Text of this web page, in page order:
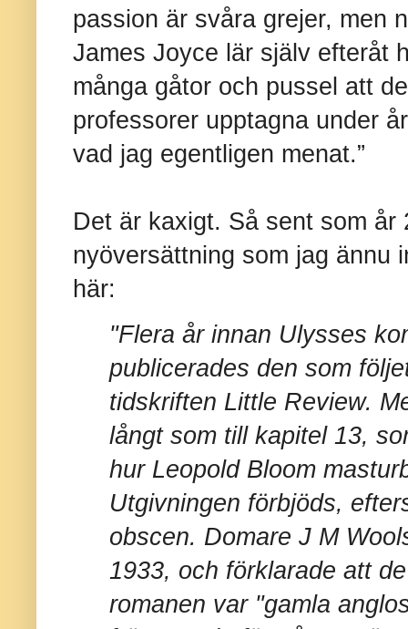
passion är svåra grejer, men
James Joyce lär själv efteråt
många gåtor och pussel att
professorer upptagna under
vad jag egentligen menat.”
Det är kaxigt. Så sent som år
nyöversättning som jag ännu
här:
"Flera år innan Ulysses
publicerades den som
tidskriften Little Review.
långt som till kapitel 13,
hur Leopold Bloom
Utgivningen förbjöds,
obscen. Domare J M
1933, och förklarade att
romanen var "gamla